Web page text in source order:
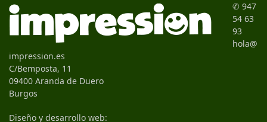
✆ 947
54 63
93
hola@
impression.es
C/Bemposta, 11
09400 Aranda de Duero
Burgos
Diseño y desarrollo web: